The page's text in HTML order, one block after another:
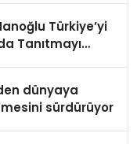
Türkiye’yi
Tanıtmayı
dünyaya
sürdürüyor